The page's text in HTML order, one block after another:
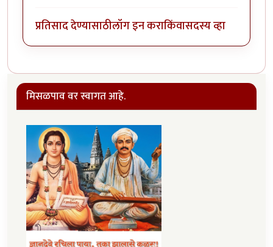
प्रतिसाद देण्यासाठीलॉग इन कराकिंवासदस्य व्हा
मिसळपाव वर स्वागत आहे.